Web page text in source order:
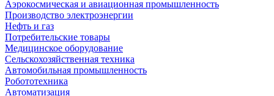
Аэрокосмическая и авиационная промышленность
Производство электроэнергии
Нефть и газ
Потребительские товары
Медицинское оборудование
Сельскохозяйственная техника
Автомобильная промышленность
Робототехника
Автоматизация